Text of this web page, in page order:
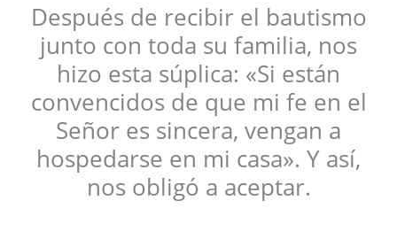
Después de recibir el bautismo
junto con toda su familia, nos
hizo esta súplica: «Si están
convencidos de que mi fe en el
Señor es sincera, vengan a
hospedarse en mi casa». Y así,
nos obligó a aceptar.